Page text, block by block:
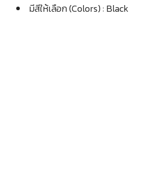
มีสีให้เลือก (Colors) : Black